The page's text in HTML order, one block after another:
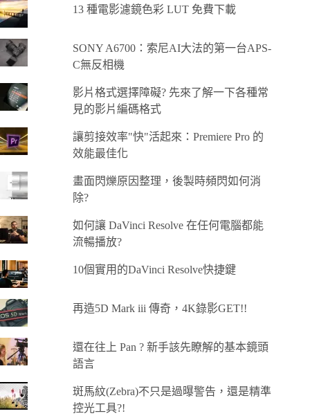
13 種電影濾鏡色彩 LUT 免費下載
SONY A6700：索尼AI大法的第一台APS-
C無反相機
影片格式選擇障礙? 先來了解一下各種常
見的影片編碼格式
讓剪接效率"快"活起來：Premiere Pro 的
效能最佳化
畫面閃爍原因整理，後製時頻閃如何消
除?
如何讓 DaVinci Resolve 在任何電腦都能
流暢播放?
10個實用的DaVinci Resolve快捷鍵
再造5D Mark iii 傳奇，4K錄影GET!!
還在往上 Pan ? 新手該先瞭解的基本鏡頭
語言
斑馬紋(Zebra)不只是過曝警告，還是精準
控光工具?!